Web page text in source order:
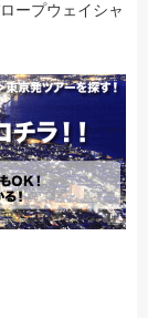
ープウェイシャ